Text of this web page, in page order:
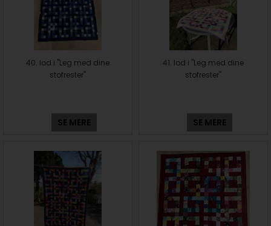
40. lod i "Leg med dine
stofrester"
SE MERE
41. lod i "Leg med dine
stofrester"
SE MERE